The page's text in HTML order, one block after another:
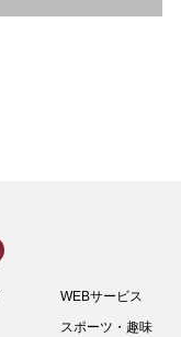
WEBサービス
スポーツ・趣味